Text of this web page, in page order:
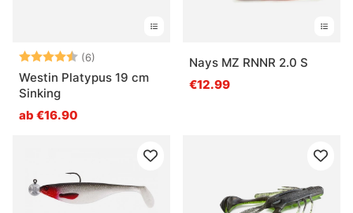
Bewertung:(6)
4.5 von 5 Sternen
Westin Platypus 19 cm
Sinking
ab €16.90
Nays MZ RNNR 2.0 S
€12.99